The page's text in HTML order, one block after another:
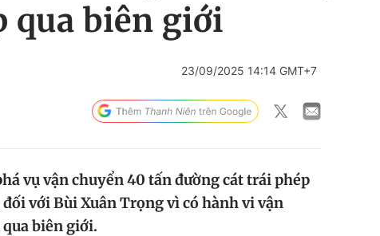
qua biên giới
23/09/2025 14:14 GMT+7
vụ vận chuyển 40 tấn đường cát trái phép
với Bùi Xuân Trọng vì có hành vi vận
biên giới.